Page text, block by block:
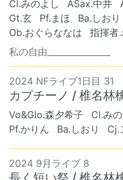
Cl.みのよし
ASax.中井
Gt.玄
Pf.まほ Ba.しおり
Ob.おぐらななは
指揮者.
私の自由_______________
2024 NFライブ1日目 31
カプチーノ / 椎名林
Vo&Glo.森夕希子 Cl.み
Pf.かりん
Ba.しおり Cj.
2024 9月ライブ 8